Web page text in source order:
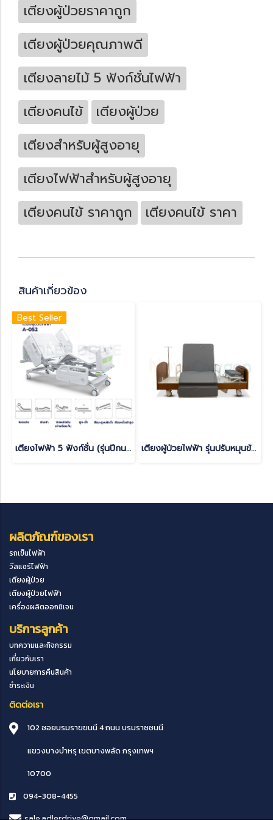
เตียงผู้ป่วยราคาถูก
เตียงผู้ป่วยคุณภาพดี
เตียงลายไม้ 5 ฟังก์ชั่นไฟฟ้า
เตียงคนไข้
เตียงผู้ป่วย
เตียงสำหรับผู้สูงอายุ
เตียงไฟฟ้าสำหรับผู้สูงอายุ
เตียงคนไข้ ราคาถูก
เตียงคนไข้ ราคา
สินค้าเกี่ยวข้อง
Best Seller
เตียงไฟฟ้า 5 ฟังก์ชั่น (รุ่นปีกนก) มีแบตเตอรี่สำรองในตัว สามารถใช้งานได้ยามไฟดับ เตียงผู้ป่วยไฟฟ้า รุ่นปรับหมุนข้าง เหมาะสำหรับผู้ทำกายภาพบำบัด Turnaround Economy (A-037)
ผลิตภัณฑ์ของเรา
รถเข็นไฟฟ้า
วีลแชร์ไฟฟ้า
เตียงผู้ป่วย
เตียงผู้ป่วยไฟฟ้า
เครื่องผลิตออกซิเจน
บริการลูกค้า
บทความและกิจกรรม
เกี่ยวกับเรา
นโยบายการคืนสินค้า
ชำระเงิน
ติดต่อเรา
102 ซอยบรมราขขนนี 4 ถนน บรมราชชนนี
แขวงบางบำหรุ เขตบางพลัดกรุงเทพฯ
10700
094-308-4455